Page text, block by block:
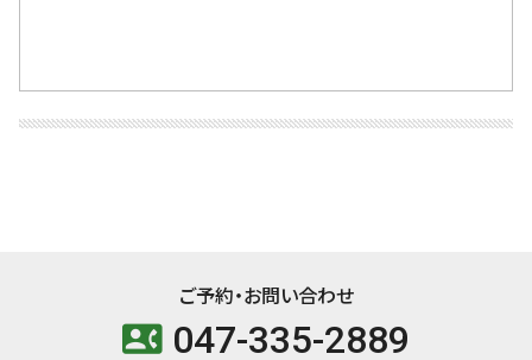
ご予約・お問い合わせ
contact_phone 047-335-2889